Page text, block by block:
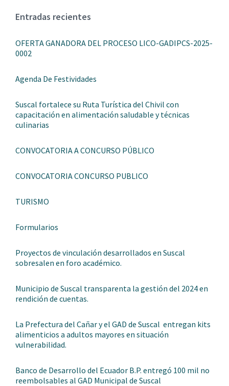
Entradas recientes
OFERTA GANADORA DEL PROCESO LICO-GADIPCS-2025-
0002
Agenda De Festividades
Suscal fortalece su Ruta Turística del Chivil con
capacitación en alimentación saludable y técnicas
culinarias
CONVOCATORIA A CONCURSO PÚBLICO
CONVOCATORIA CONCURSO PUBLICO
TURISMO
Formularios
Proyectos de vinculación desarrollados en Suscal
sobresalen en foro académico.
Municipio de Suscal transparenta la gestión del 2024 en
rendición de cuentas.
La Prefectura del Cañar y el GAD de Suscal entregan kits
alimenticios a adultos mayores en situación
vulnerabilidad.
Banco de Desarrollo del Ecuador B.P. entregó 100 mil no
reembolsables al GAD Municipal de Suscal